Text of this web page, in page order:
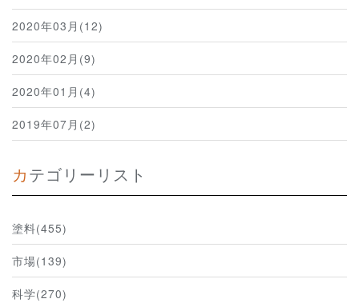
2020年03月(12)
2020年02月(9)
2020年01月(4)
2019年07月(2)
カテゴリーリスト
塗料(455)
市場(139)
科学(270)